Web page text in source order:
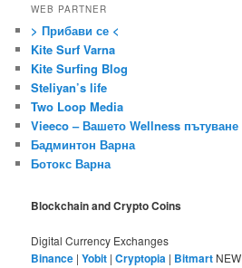
WEB PARTNER
> Прибави се <
Kite Surf Varna
Kite Surfing Blog
Steliyan’s life
Two Loop Media
Vieeco – Вашето Wellness пътуване
Бадминтон Варна
Ботокс Варна
Blockchain and Crypto Coins
Digital Currency Exchanges
Binance |Yobit |Cryptopia | Bitmart NEW